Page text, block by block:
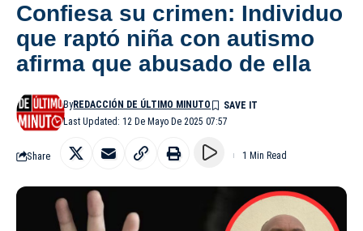
Confiesa su crimen: Individuo
que raptó niña con autismo
afirma que abusado de ella
Last Updated: 12 De Mayo De 2025 07:57
ByREDACCIÓN DE ÚLTIMO MINUTO
Share 1 Min Read